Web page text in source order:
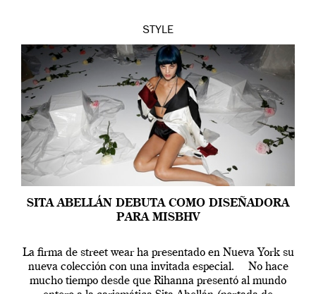
STYLE
SITA ABELLÁN DEBUTA COMO DISEÑADORA
PARA MISBHV
La firma de street wear ha presentado en Nueva York su
nueva colección con una invitada especial. No hace
mucho tiempo desde que Rihanna presentó al mundo